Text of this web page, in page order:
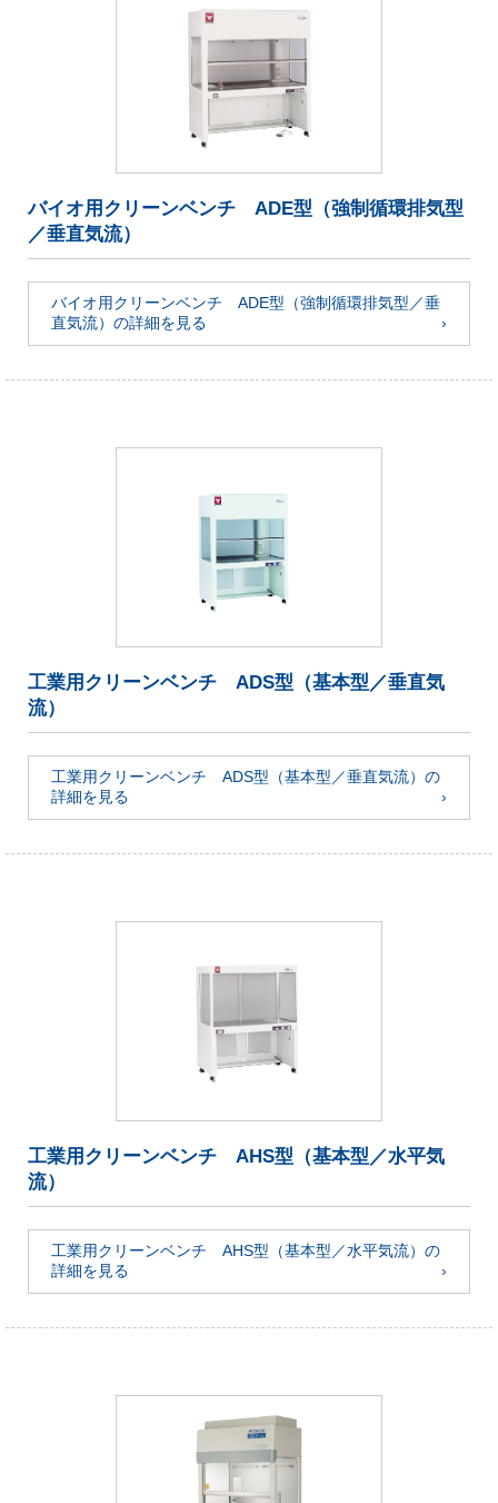
バイオ用クリーンベンチ ADE型（強制循環排気型
／垂直気流）
バイオ用クリーンベンチ ADE型（強制循環排気型／垂
直気流）の詳細を見る
工業用クリーンベンチ ADS型（基本型／垂直気
流）
工業用クリーンベンチ ADS型（基本型／垂直気流）の
詳細を見る
工業用クリーンベンチ AHS型（基本型／水平気
流）
工業用クリーンベンチ AHS型（基本型／水平気流）の
詳細を見る